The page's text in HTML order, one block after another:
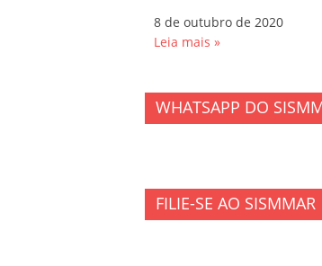
8 de outubro de 2020
Leia mais »
WHATSAPP DO
FILIE-SE AO SISMMAR